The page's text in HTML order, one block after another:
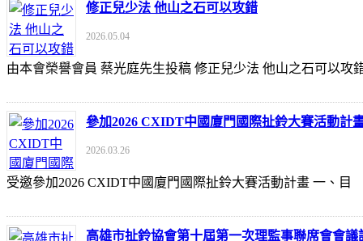
修正兒少法 他山之石可以攻錯
2026.05.04
由本會榮譽會員 蔡光庭先生投稿 修正兒少法 他山之石可以攻
參加2026 CXIDT中國廈門國際扯鈴大賽活動計
2026.03.26
受邀參加2026 CXIDT中國廈門國際扯鈴大賽活動計畫 一、
高雄市扯鈴協會第十屆第一次理監事聯席會會議